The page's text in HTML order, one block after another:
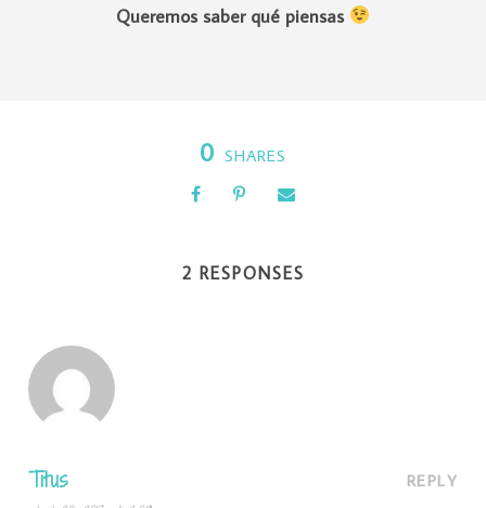
Queremos saber qué piensas
0 SHARES
2 RESPONSES
Titus REPLY